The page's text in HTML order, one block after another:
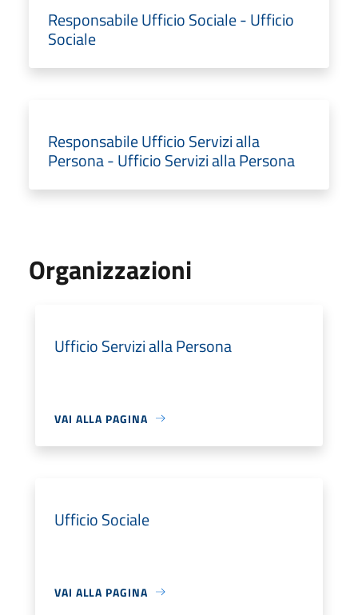
Responsabile Ufficio Sociale - Ufficio
Sociale
Responsabile Ufficio Servizi alla
Persona - Ufficio Servizi alla Persona
Organizzazioni
Ufficio Servizi alla Persona
VAI ALLA PAGINA
Ufficio Sociale
VAI ALLA PAGINA